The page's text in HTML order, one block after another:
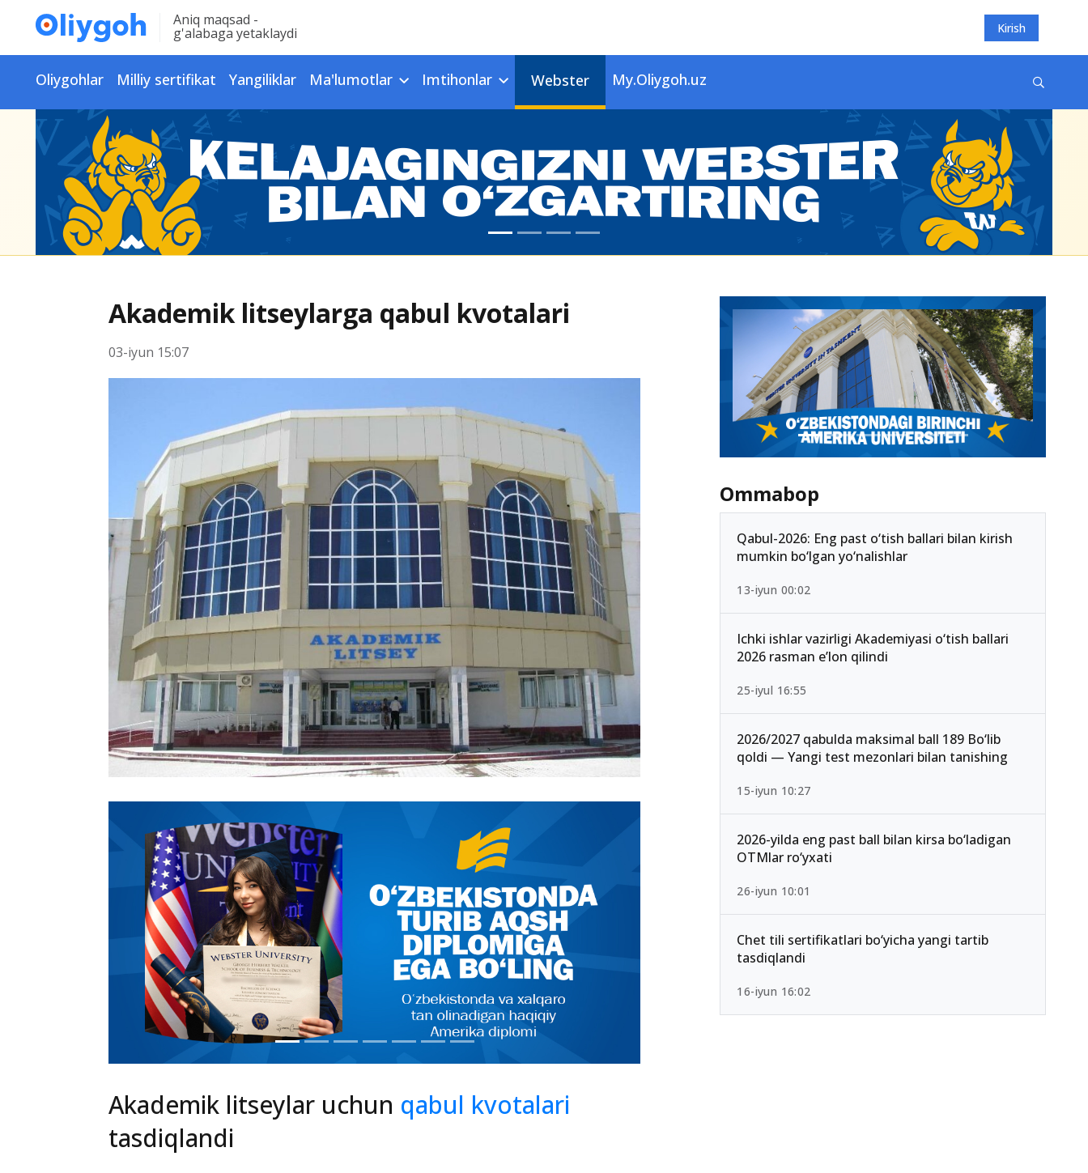
Aniq maqsad -
g'alabaga yetaklaydi Kirish
Oliygohlar Milliy sertifikat Yangiliklar Ma'lumotlar Imtihonlar Webster My.Oliygoh.uz
Akademik litseylarga qabul kvotalari
03-iyun 15:07
Akademik litseylar uchun qabul kvotalari
tasdiqlandi
Ommabop
Qabul-2026: Eng past o‘tish ballari bilan kirish
mumkin bo‘lgan yo‘nalishlar
13-iyun 00:02
Ichki ishlar vazirligi Akademiyasi o‘tish ballari
2026 rasman e’lon qilindi
25-iyul 16:55
2026/2027 qabulda maksimal ball 189 Bo‘lib
qoldi — Yangi test mezonlari bilan tanishing
15-iyun 10:27
2026-yilda eng past ball bilan kirsa bo‘ladigan
OTMlar ro‘yxati
26-iyun 10:01
Chet tili sertifikatlari bo‘yicha yangi tartib
tasdiqlandi
16-iyun 16:02